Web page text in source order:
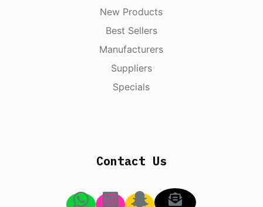
New Products
Best Sellers
Manufacturers
Suppliers
Specials
Contact Us